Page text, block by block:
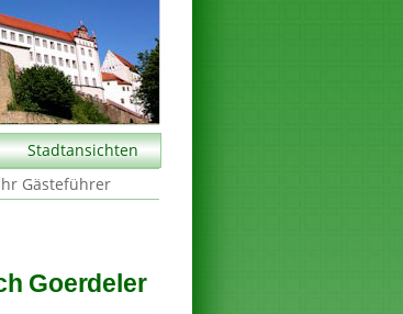
Stadtansichten
Gästeführer
Goerdeler